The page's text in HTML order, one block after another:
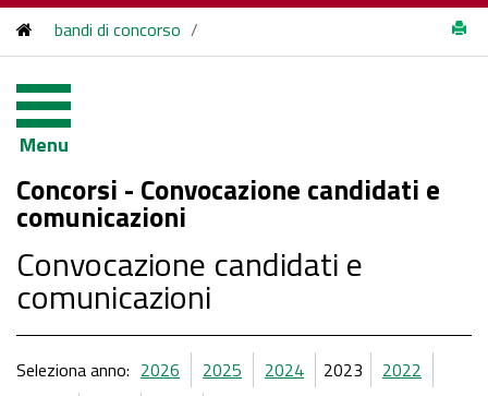
bandi di concorso /
2023
Menu
Concorsi - Convocazione candidati e
comunicazioni
Convocazione candidati e
comunicazioni
Seleziona anno: 2026 2025 2024 2023
2022